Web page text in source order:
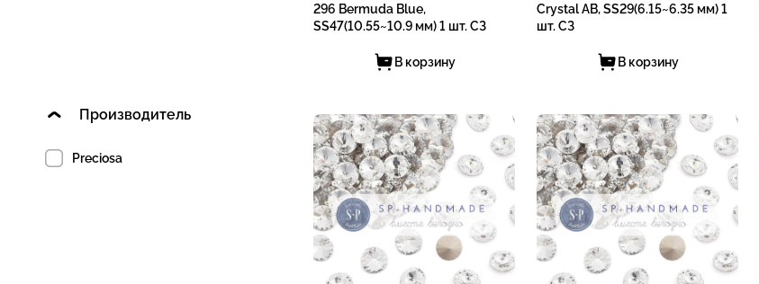
Производитель
Preciosa
296 Bermuda Blue,
SS47(10.55~10.9 мм) 1 шт. СЗ
В корзину
Crystal AB, SS29(6.15~6.35 мм) 1
шт. СЗ
В корзину